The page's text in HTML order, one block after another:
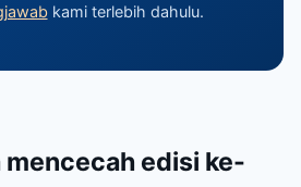
kami terlebih dahulu.
mencecah edisi ke-